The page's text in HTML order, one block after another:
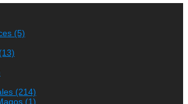
(5)
(13)
(214)
(1)